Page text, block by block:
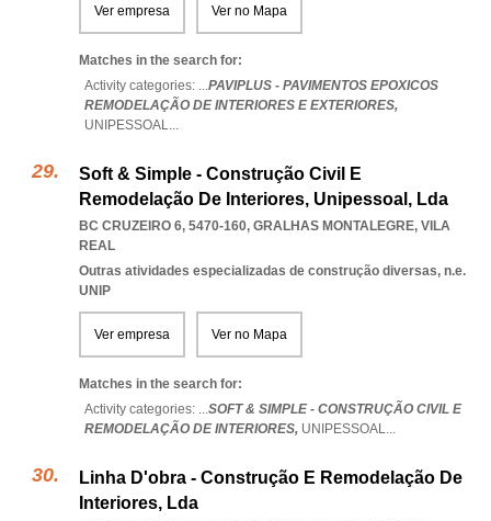
Ver empresa Ver no Mapa
Matches in the search for:
Activity categories: ...PAVIPLUS - PAVIMENTOS EPOXICOS
REMODELAÇÃO DE INTERIORES E EXTERIORES,
UNIPESSOAL...
Soft & Simple - Construção Civil E
Remodelação De Interiores, Unipessoal, Lda
BC CRUZEIRO 6, 5470-160, GRALHAS MONTALEGRE, VILA
REAL
Outras atividades especializadas de construção diversas, n.e.
UNIP
Ver empresa Ver no Mapa
Matches in the search for:
Activity categories: ...SOFT & SIMPLE - CONSTRUÇÃO CIVIL E
REMODELAÇÃO DE INTERIORES, UNIPESSOAL...
Linha D'obra - Construção E Remodelação De
Interiores, Lda